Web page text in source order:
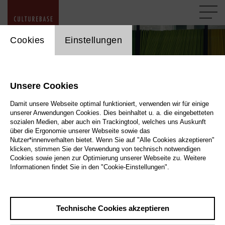
Manuals/Instructions
Cookies Einstellungen
Unsere Cookies
Damit unsere Webseite optimal funktioniert, verwenden wir für einige
unserer Anwendungen Cookies. Dies beinhaltet u. a. die eingebetteten
sozialen Medien, aber auch ein Trackingtool, welches uns Auskunft
über die Ergonomie unserer Webseite sowie das
Nutzer*innenverhalten bietet. Wenn Sie auf "Alle Cookies akzeptieren"
klicken, stimmen Sie der Verwendung von technisch notwendigen
Cookies sowie jenen zur Optimierung unserer Webseite zu. Weitere
Informationen findet Sie in den "Cookie-Einstellungen".
Technische Cookies akzeptieren